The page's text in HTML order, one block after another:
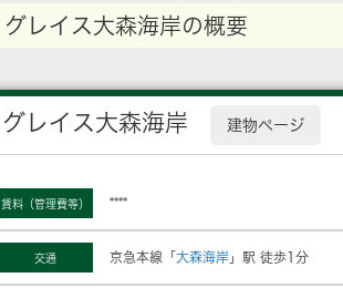
グレイス大森海岸の概要
グレイス大森海岸 建物ページ
賃料（管理費等） ****
交通 京急本線「 大森海岸 」駅 徒歩1分